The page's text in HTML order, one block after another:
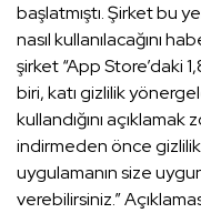
başlatmıştı. Şirket bu
nasıl kullanılacağını
şirket “App Store’daki
biri, katı gizlilik
kullandığını açıklamak
indirmeden önce
uygulamanın size
verebilirsiniz.”